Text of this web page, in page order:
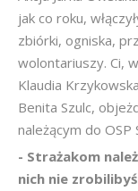
jak co roku,
zbiórki, ogniska,
wolontariuszy. Ci,
Klaudia
Benita Szulc,
należącym do OSP
- Strażakom
nich nie